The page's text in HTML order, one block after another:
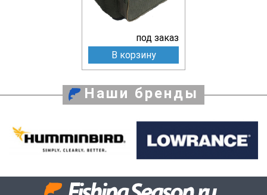
под заказ
В корзину
Наши бренды